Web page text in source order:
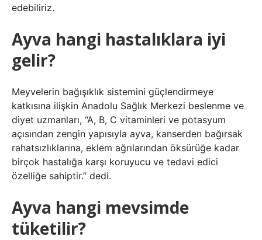
edebiliriz.
Ayva hangi hastalıklara iyi
gelir?
Meyvelerin bağışıklık sistemini güçlendirmeye
katkısına ilişkin Anadolu Sağlık Merkezi beslenme ve
diyet uzmanları, “A, B, C vitaminleri ve potasyum
açısından zengin yapısıyla ayva, kanserden bağırsak
rahatsızlıklarına, eklem ağrılarından öksürüğe kadar
birçok hastalığa karşı koruyucu ve tedavi edici
özelliğe sahiptir.” dedi.
Ayva hangi mevsimde
tüketilir?